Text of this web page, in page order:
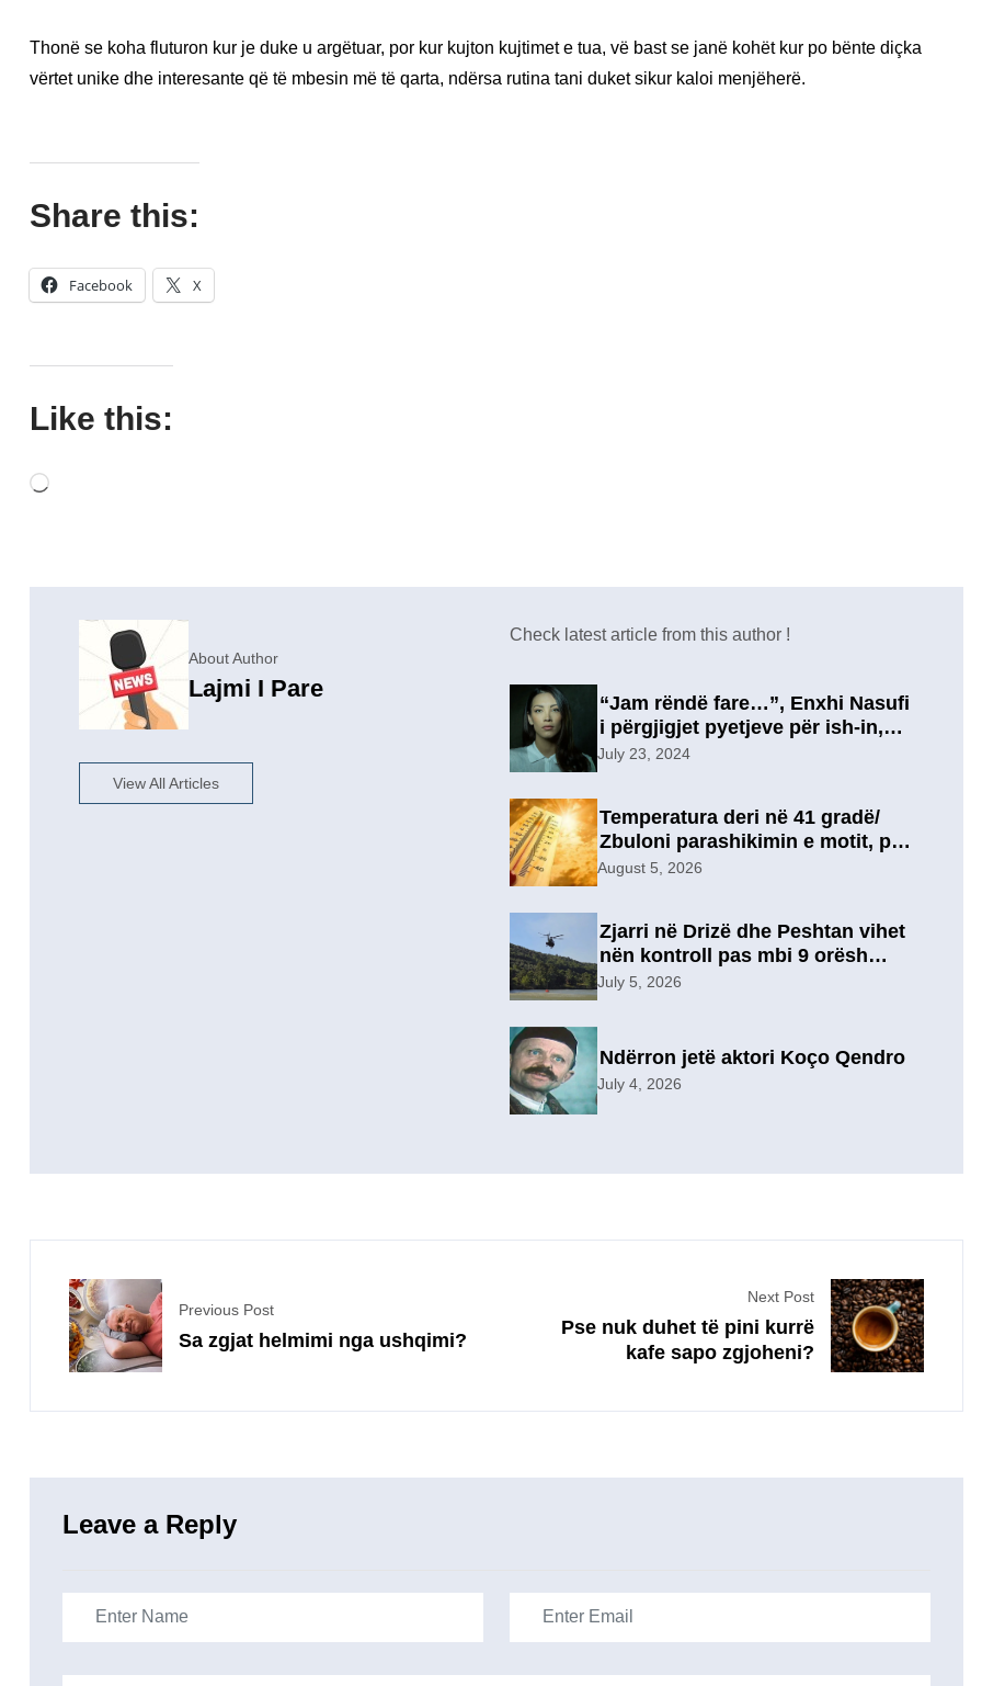
Thonë se koha fluturon kur je duke u argëtuar, por kur kujton kujtimet e tua, vë bast se janë kohët kur po bënte diçka
vërtet unike dhe interesante që të mbesin më të qarta, ndërsa rutina tani duket sikur kaloi menjëherë.
Share this:
Facebook X
Like this:
About Author
Lajmi I Pare
View All Articles
Check latest article from this author !
“Jam rëndë fare…”, Enxhi Nasufi
i përgjigjet pyetjeve për ish-in,
pas përfundimit të marrëdhënies
July 23, 2024
Temperatura deri në 41 gradë/
Zbuloni parashikimin e motit, për
sot
August 5, 2026
Zjarri në Drizë dhe Peshtan vihet
nën kontroll pas mbi 9 orësh
operacion, u evakuuan
July 5, 2026
Ndërron jetë aktori Koço Qendro
July 4, 2026
Previous Post
Sa zgjat helmimi nga ushqimi?
Next Post
Pse nuk duhet të pini kurrë
kafe sapo zgjoheni?
Leave a Reply